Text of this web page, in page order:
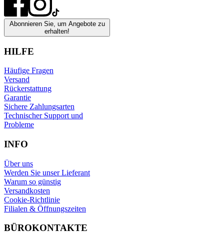
Abonnieren Sie, um Angebote zu
erhalten!
HILFE
Häufige Fragen
Versand
Rückerstattung
Garantie
Sichere Zahlungsarten
Technischer Support und
Probleme
INFO
Über uns
Werden Sie unser Lieferant
Warum so günstig
Versandkosten
Cookie-Richtlinie
Filialen & Öffnungszeiten
BÜROKONTAKTE